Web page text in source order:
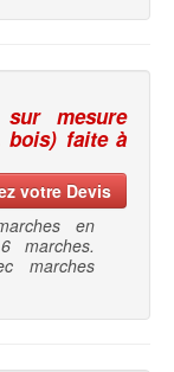
mesure
bois) faite à
votre Devis
en
marches.
marches